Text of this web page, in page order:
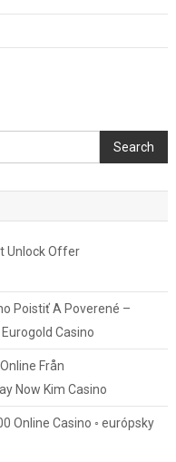
Search
Unlock Offer
Poistiť A Poverené –
Casino
Från
Now Kim Casino
Online Casino ◦ európsky